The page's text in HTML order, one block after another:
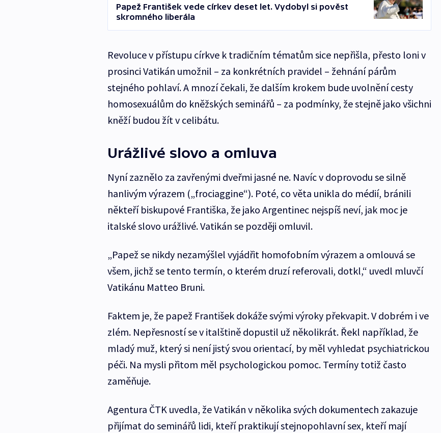
Papež František vede církev deset let. Vydobyl si pověst
skromného liberála
Revoluce v přístupu církve k tradičním tématům sice nepřišla, přesto loni v
prosinci Vatikán umožnil – za konkrétních pravidel – žehnání párům
stejného pohlaví. A mnozí čekali, že dalším krokem bude uvolnění cesty
homosexuálům do kněžských seminářů – za podmínky, že stejně jako všichni
kněží budou žít v celibátu.
Urážlivé slovo a omluva
Nyní zaznělo za zavřenými dveřmi jasné ne. Navíc v doprovodu se silně
hanlivým výrazem („frociaggine“). Poté, co věta unikla do médií, bránili
někteří biskupové Františka, že jako Argentinec nejspíš neví, jak moc je
italské slovo urážlivé. Vatikán se později omluvil.
„Papež se nikdy nezamýšlel vyjádřit homofobním výrazem a omlouvá se
všem, jichž se tento termín, o kterém druzí referovali, dotkl,“ uvedl mluvčí
Vatikánu Matteo Bruni.
Faktem je, že papež František dokáže svými výroky překvapit. V dobrém i ve
zlém. Nepřesností se v italštině dopustil už několikrát. Řekl například, že
mladý muž, který si není jistý svou orientací, by měl vyhledat psychiatrickou
péči. Na mysli přitom měl psychologickou pomoc. Termíny totiž často
zaměňuje.
Agentura ČTK uvedla, že Vatikán v několika svých dokumentech zakazuje
přijímat do seminářů lidi, kteří praktikují stejnopohlavní sex, kteří mají